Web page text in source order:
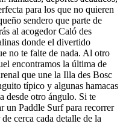
para los que no quieren
sendero que parte de
al acogedor Caló des
donde el divertido
no te falte de nada. Al otro
encontramos la última de
que une la Illa des Bosc
típico y algunas hamacas
desde otro ángulo. Si te
un Paddle Surf para recorrer
cerca cada detalle de la